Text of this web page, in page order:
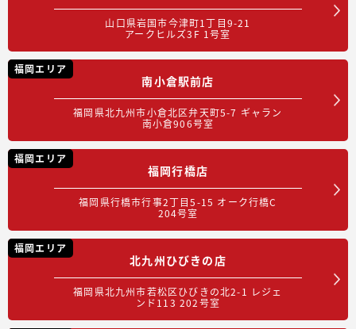
山口県岩国市今津町1丁目9-21
アークヒルズ3F 1号室
福岡エリア
南小倉駅前店
福岡県北九州市小倉北区弁天町5-7 ギャラン
南小倉906号室
福岡エリア
福岡行橋店
福岡県行橋市行事2丁目5-15 オーク行橋C
204号室
福岡エリア
北九州ひびきの店
福岡県北九州市若松区ひびきの北2-1 レジェ
ンド113 202号室